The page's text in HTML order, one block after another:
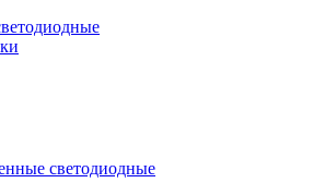
светодиодные